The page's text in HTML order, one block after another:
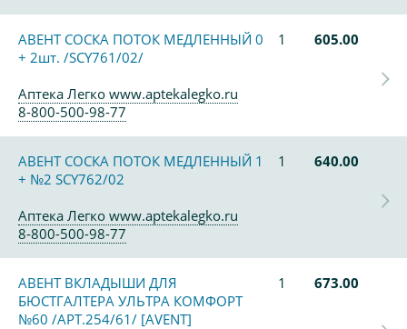
АВЕНТ СОСКА ПОТОК МЕДЛЕННЫЙ 0
+ 2шт. /SCY761/02/
1 605.00
Аптека Легко www.aptekalegko.ru
8-800-500-98-77
АВЕНТ СОСКА ПОТОК МЕДЛЕННЫЙ 1
+ №2 SCY762/02
1 640.00
Аптека Легко www.aptekalegko.ru
8-800-500-98-77
АВЕНТ ВКЛАДЫШИ ДЛЯ
БЮСТГАЛТЕРА УЛЬТРА КОМФОРТ
№60 /АРТ.254/61/ [AVENT]
1 673.00